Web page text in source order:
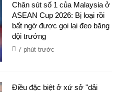
Chân sút số 1 của Malaysia ở
ASEAN Cup 2026: Bị loại rồi
bất ngờ được gọi lại đeo băng
đội trưởng
7 phút trước
Điều đặc biệt ở xứ sở "dải